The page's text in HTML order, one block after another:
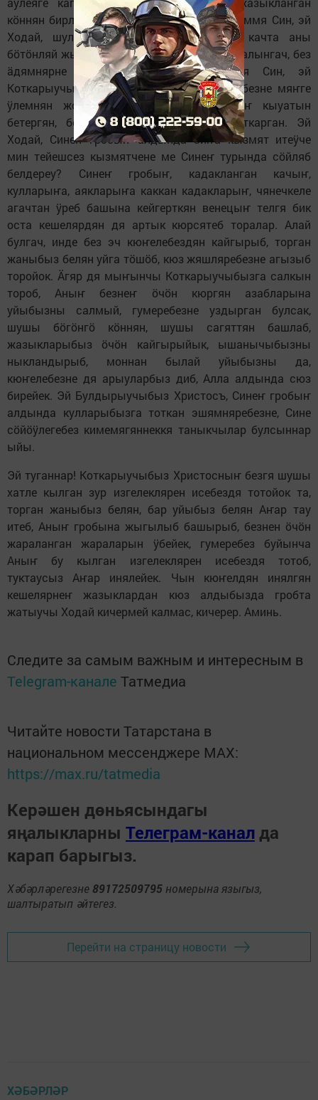
кӧннян бирле безнен ӧстя кагяр торган, ӓммя Син, эй
Ходай, шул кагярне Ӱз ӧстӧҥя алыб, качта аны
бӧтӧнляй жыуган. Дoньядян ӱтеб, гробка салынгач, без
ӓдямнярне мяҥге ӱлем кӧткян, ӓммя Син, эй
Коткарыучыбыз, безнеҥ ӧчӧн Ӱзеҥ ӱлеб, безне мяҥге
ӱлемнян жолган, ӱлемеҥ белян ӱлемнеҥ кыуатын
бетергян, безне шайтан коллогоннан коткарган. Эй
Ходай, Синеҥ гробыҥ алдында Сиҥа кызмят итеӱче
мин тейешсез кызмятчене ме Синеҥ турында сӧйляб
белдереy? Синеҥ гробыҥ, кадакланган качыҥ,
кулларыҥа, аякларыҥа каккан кадакларыҥ, чянечкеле
агачтан ӱреб башына кейгерткян венецыҥ телгя бик
оста кешелярдян дя артык кюрсятеб торалар. Алай
булгач, инде без эч кюҥелебездян кайгырыб, торган
жаныбыз белян уйга тӧшӧб, кюз жяшляребезне агызыб
торойок. Ӓгяр дя мыҥынчы Коткарыучыбызга салкын
тороб, Аныҥ безнеҥ ӧчӧн кюргян азабларына
уйыбызны салмый, гумеребезне уздырган булсак,
шушы бӧгӧнгӧ кӧннян, шушы сагяттян башлаб,
жазыкларыбыз ӧчӧн кайгырыйык, ышанычыбызны
ныкландырыб, моннан былай уйыбызны да,
кюҥелебезне дя арыуларбыз диб, Алла алдында сюз
бирейек. Эй Булдырыучыбыз Христосъ, Синеҥ гробыҥ
алдында кулларыбызга тоткан эшямняребезне, Сине
cӧйӧӱлегебез кимемягяннеккя таныкчылар булсыннар
ыйы.
Эй туганнар! Коткарыучыбыз Христосныҥ безгя шушы
хатле кылган зур изгелеклярен исебездя тотойок та,
торган жаныбыз белян, бар уйыбыз белян Аҥар тау
итеб, Аныҥ гробына жыгылыб башырыб, безнен ӧчӧн
жараланган жараларын ӱбейек, гумеребез буйынча
Аныҥ бу кылган изгелеклярен исебездя тотоб,
туктаусыз Аҥар инялейек. Чын кюҥелдян инялгян
кешелярнеҥ жазыклардан кюз алдыбызда гробта
жатыучы Ходай кичермей калмас, кичерер. Аминь.
Следите за самым важным и интересным в
Telegram-канале Татмедиа
Читайте новости Татарстана в
национальном мессенджере MАХ:
https://max.ru/tatmedia
Керәшен дөньясындагы
яңалыкларны Телеграм-канал да
карап барыгыз.
Хәбәрләрегезне 89172509795 номерына языгыз,
шалтыратып әйтегез.
Перейти на страницу новости
ХӘБӘРЛӘР